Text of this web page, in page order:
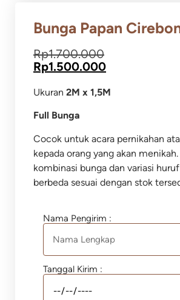
Bunga Papan
Rp1.700.000
Rp1.500.000
Ukuran 2M x 1,5M
Full Bunga
Cocok untuk acara pernikahan
kepada orang yang akan menikah.
kombinasi bunga dan variasi
berbeda sesuai dengan stok
Nama Pengirim :
Tanggal Kirim :